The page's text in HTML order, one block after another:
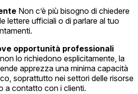
Non c’è più bisogno di chiedere
lettere ufficiali o di parlare al tuo
opportunità professionali
lo richiedono esplicitamente, la
apprezza una minima capacità
soprattutto nei settori delle risorse
a contatto con i clienti.